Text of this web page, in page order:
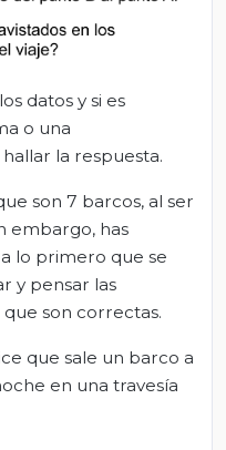
datos y si es
o una
la respuesta.
son 7 barcos, al ser
embargo, has
lo primero que se
y pensar las
son correctas.
que sale un barco a
en una travesía